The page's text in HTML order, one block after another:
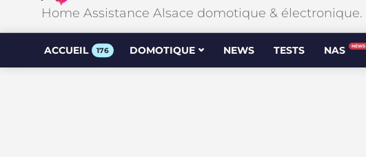
Home Assistance Alsace domotique & électronique.
ACCUEIL 176 DOMOTIQUE NEWS TESTS NAS NEWS